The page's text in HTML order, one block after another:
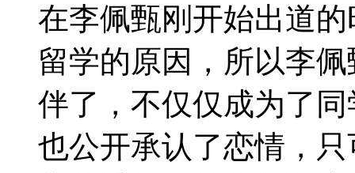
在李佩甄刚开始出道
留学的原因，所以李
伴了，不仅仅成为了
也公开承认了恋情，